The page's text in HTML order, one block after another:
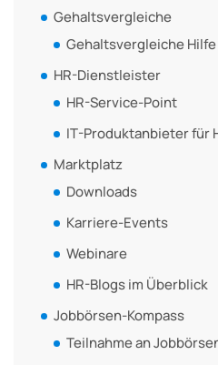
Gehaltsvergleiche
Gehaltsvergleiche Hilfe
HR-Dienstleister
HR-Service-Point
IT-Produktanbieter für
Marktplatz
Downloads
Karriere-Events
Webinare
HR-Blogs im Überblick
Jobbörsen-Kompass
Teilnahme an